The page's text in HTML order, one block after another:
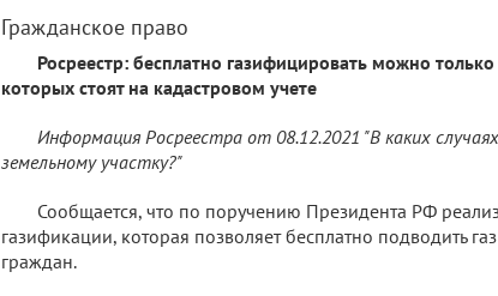
Гражданское право
Росреестр: бесплатно газифицировать можно
которых стоят на кадастровом учете
Информация Росреестра от 08.12.2021 "В каких
земельному участку?"
Сообщается, что по поручению Президента РФ
газификации, которая позволяет бесплатно подводить
граждан.